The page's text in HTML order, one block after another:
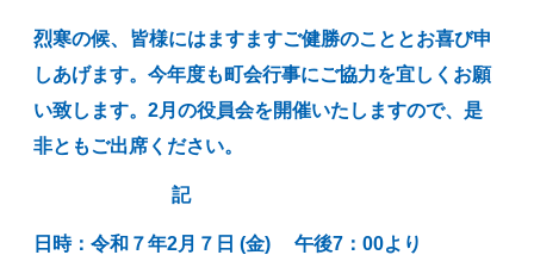
烈寒の候、
皆様にはますますご健勝のこととお喜び申
しあげます。今年度も町会行事にご協力を宜しくお願
い致します。2月の役員会を開催いたしますので、是
非ともご出席ください。
記
日時：令和７年2月７日 (金) 午後7：00より